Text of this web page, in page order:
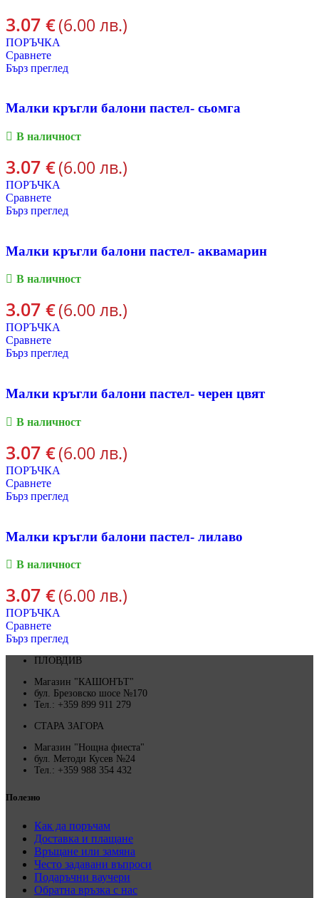
3.07 €(6.00 лв.)
ПОРЪЧКА
Сравнете
Бърз преглед
Малки кръгли балони пастел- сьомга
В наличност
3.07 €(6.00 лв.)
ПОРЪЧКА
Сравнете
Бърз преглед
Малки кръгли балони пастел- аквамарин
В наличност
3.07 €(6.00 лв.)
ПОРЪЧКА
Сравнете
Бърз преглед
Малки кръгли балони пастел- черен цвят
В наличност
3.07 €(6.00 лв.)
ПОРЪЧКА
Сравнете
Бърз преглед
Малки кръгли балони пастел- лилаво
В наличност
3.07 €(6.00 лв.)
ПОРЪЧКА
Сравнете
Бърз преглед
ПЛОВДИВ
Магазин "КАШОНЪТ"
бул. Брезовско шосе №170
Тел.: +359 899 911 279
СТАРА ЗАГОРА
Магазин "Нощна фиеста"
бул. Методи Кусев №24
Тел.: +359 988 354 432
Полезно
Как да поръчам
Доставка и плащане
Връщане или замяна
Често задавани въпроси
Подаръчни ваучери
Обратна връзка с нас